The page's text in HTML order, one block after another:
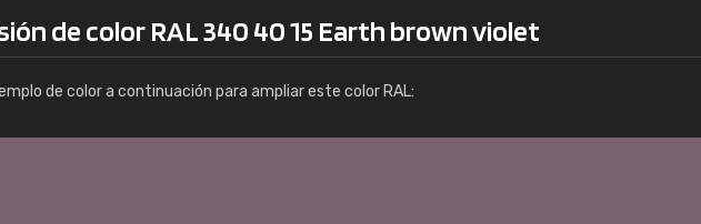
de color RAL 340 40 15 Earth brown violet
de color a continuación para ampliar este color RAL:
Info / pedido